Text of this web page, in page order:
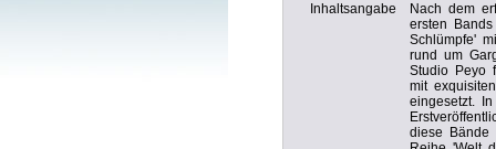
Inhaltsangabe
Nach dem
ersten
Schlümpfe'
rund um
Studio Peyo
mit
eingesetzt.
diese